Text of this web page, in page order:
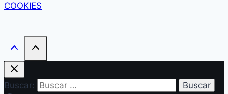
COOKIES
Buscar: